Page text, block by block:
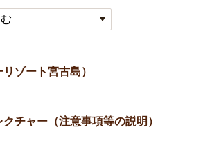
ゾート宮古島）
チャー（注意事項等の説明）